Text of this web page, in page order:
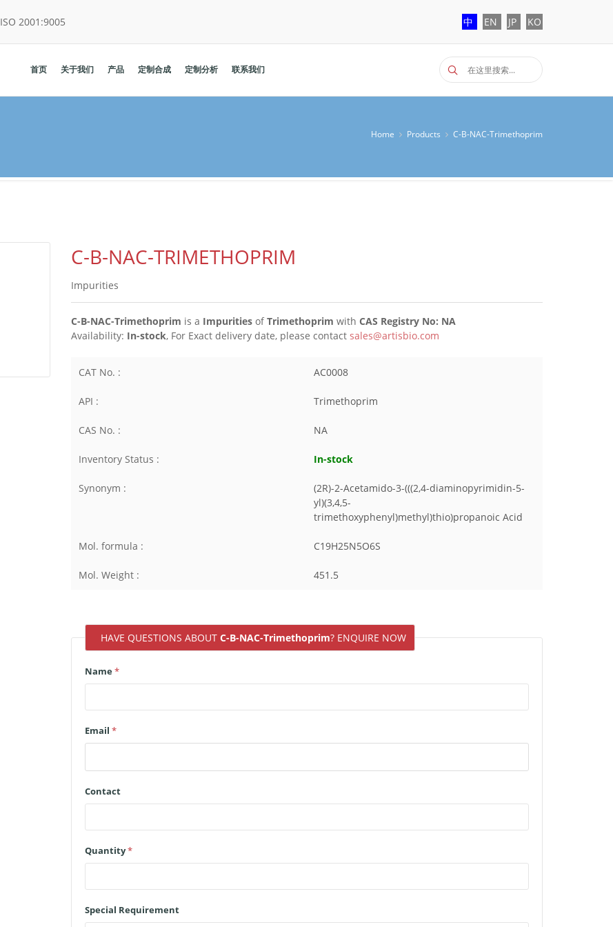
ISO 2001:9005 中 EN JP KO
首页 关于我们 产品 定制合成 定制分析 联系我们
Home Products C-B-NAC-Trimethoprim
C-B-NAC-TRIMETHOPRIM
Impurities
C-B-NAC-Trimethoprim is a Impurities ofTrimethoprim with CAS Registry No: NA
Availability: In-stock, For Exact delivery date, please contact sales@artisbio.com
CAT No. : AC0008
API : Trimethoprim
CAS No. : NA
Inventory Status : In-stock
Synonym :
(2R)-2-Acetamido-3-(((2,4-diaminopyrimidin-5-
yl)(3,4,5-
trimethoxyphenyl)methyl)thio)propanoic Acid
Mol. formula : C19H25N5O6S
Mol. Weight : 451.5
HAVE QUESTIONS ABOUT C-B-NAC-Trimethoprim? ENQUIRE NOW
Name*
Email *
Contact
Quantity*
Special Requirement